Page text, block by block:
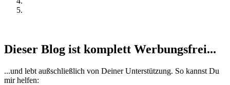
Dieser Blog ist komplett Werbungsfrei...
...und lebt außschließlich von Deiner Unterstützung. So kannst Du
mir helfen: